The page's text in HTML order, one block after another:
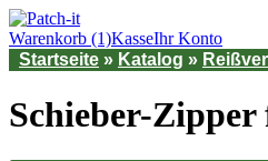
Warenkorb (1)KasseIhr Konto
Startseite » Katalog »
Schieber-